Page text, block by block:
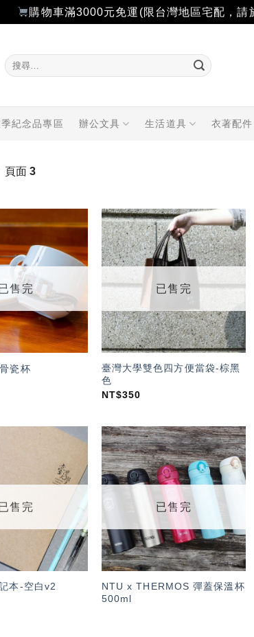
購物車滿3000元免運(限台灣地區宅配，請
搜
尋
紀念品專區 辦公文具 生活道具 衣著配件
頁面 3
加入
「願
望輕
售完
瓷杯
加入
「願
望輕
已售完
臺灣大學雙色四方便當袋-棕黑
色
NT$350
加入
「願
望輕
售完
本-空白v2
加入
「願
望輕
已售完
NTU x THERMOS 彈蓋保溫杯
500ml